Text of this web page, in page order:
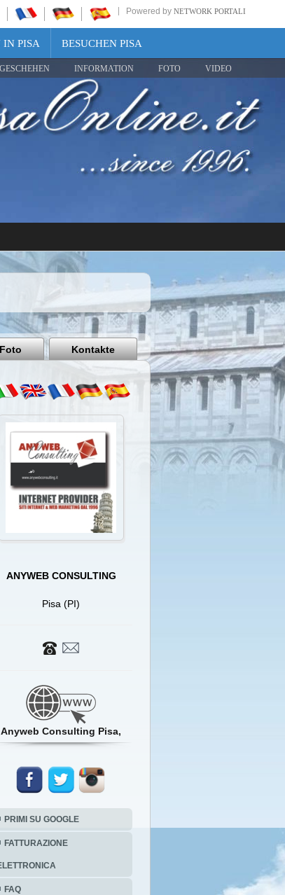
Powered by NETWORK PORTALI
IN PISA BESUCHEN PISA
GESCHEHEN INFORMATION FOTO VIDEO
Share
Pisa
Italy
Foto Kontakte
ANYWEB CONSULTING
Pisa (PI)
Anyweb Consulting Pisa,
PRIMI SU GOOGLE
FATTURAZIONE
FAQ